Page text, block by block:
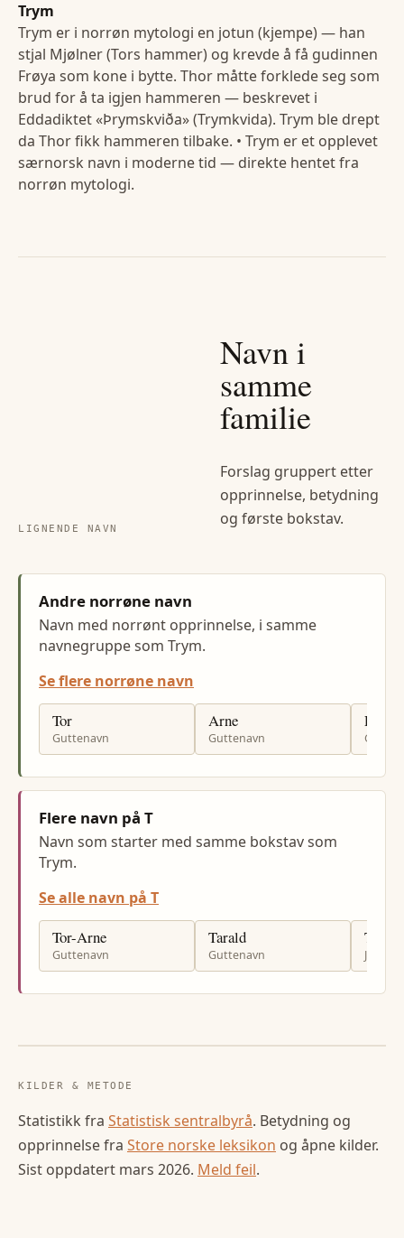
Trym
Trym er i norrøn mytologi en jotun (kjempe) — han
stjal Mjølner (Tors hammer) og krevde å få gudinnen
Frøya som kone i bytte. Thor måtte forklede seg som
brud for å ta igjen hammeren — beskrevet i
Eddadiktet «Þrymskviða» (Trymkvida). Trym ble drept
da Thor fikk hammeren tilbake. • Trym er et opplevet
særnorsk navn i moderne tid — direkte hentet fra
norrøn mytologi.
LIGNENDE NAVN
Navn i
samme
familie
Forslag gruppert etter
opprinnelse, betydning
og første bokstav.
Andre norrøne navn
Navn med norrønt opprinnelse, i samme
navnegruppe som Trym.
Se flere norrøne navn
Tor
Guttenavn
Arne
Guttenavn
Rune
Flere navn på T
Navn som starter med samme bokstav som
Trym.
Se alle navn på T
Tor-Arne
Guttenavn
Tarald
Guttenavn
Tove
KILDER & METODE
Statistikk fra Statistisk sentralbyrå. Betydning og
opprinnelse fra Store norske leksikon og åpne kilder.
Sist oppdatert mars 2026. Meld feil.